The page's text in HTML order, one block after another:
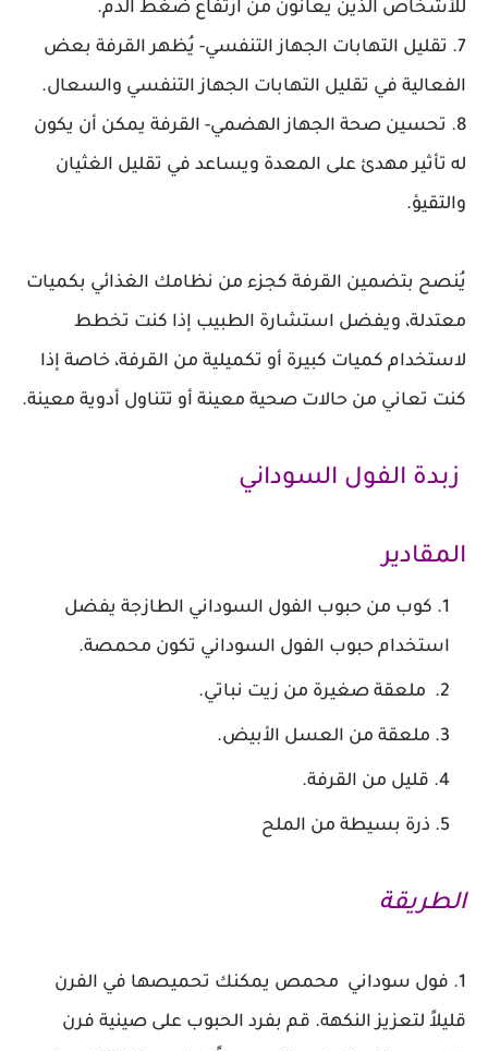
للأشخاص الذين يعانون من ارتفاع ضغط الدَّم.
7. تقليل التهابات الجهاز التنفسي- يُظهر القرفة بعض
الفعالية في تقليل التهابات الجهاز التنفسي والسعال.
8. تحسين صحة الجهاز الهضمي- القرفة يمكن أن يكون
له تأثير مهدئ على المعدة ويساعد في تقليل الغثيان
والتقيؤ.
يُنصح بتضمين القرفة كجزء من نظامك الغذائي بكميات
معتدلة، ويفضل استشارة الطبيب إذا كنت تخطط
لاستخدام كميات كبيرة أو تكميلية من القرفة، خاصة إذا
كنت تعاني من حالات صحية معينة أو تتناول أدوية معينة.
زبدة الفول السوداني
المقادير
كوب من حبوب الفول السوداني الطازجة يفضل
استخدام حبوب الفول السوداني تكون محمصة.
ملعقة صغيرة من زيت نباتي.
ملعقة من العسل الأبيض.
قليل من القرفة.
ذرة بسيطة من الملح
الطريقة
1. فول سوداني محمص يمكنك تحميصها في الفرن
قليلاً لتعزيز النكهة. قم بفرد الحبوب على صينية فرن